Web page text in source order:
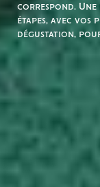
correspond. Une
étapes, avec
dégustation,